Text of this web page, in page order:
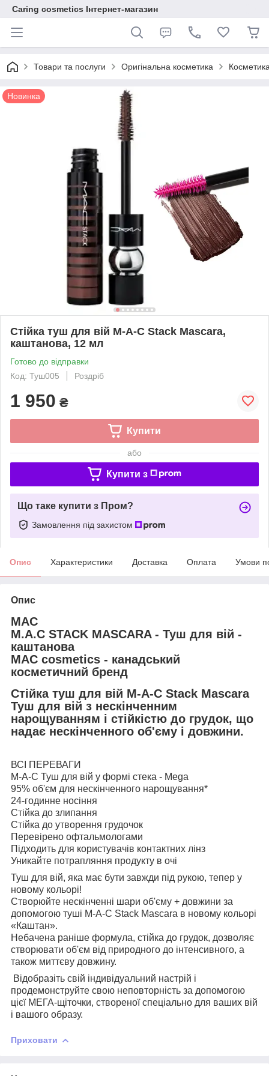
Caring cosmetics Інтернет-магазин
Товари та послуги Оригінальна косметика
Новинка
Стійка туш для вій M-A-C Stack Mascara,
каштанова, 12 мл
Готово до відправки
Код: Туш005
Роздріб
1 950 ₴
Купити
або
Купити з
Що таке купити з Пром?
Замовлення під захистом
Опис Характеристики Доставка Оплата Умови
Опис
MAC
M.A.C STACK MASCARA - Туш для вій -
каштанова
MAC cosmetics - канадський
косметичний бренд
Стійка туш для вій M-A-C Stack Mascara
Туш для вій з нескінченним
нарощуванням і стійкістю до грудок, що
надає нескінченного об'єму і довжини.
ВСІ ПЕРЕВАГИ
M-A-C Туш для вій у формі стека - Mega
95% об'єм для нескінченного нарощування*
24-годинне носіння
Стійка до злипання
Стійка до утворення грудочок
Перевірено офтальмологами
Підходить для користувачів контактних лінз
Уникайте потрапляння продукту в очі
Туш для вій, яка має бути завжди під рукою, тепер у
новому кольорі!
Створюйте нескінченні шари об'єму + довжини за
допомогою туші M-A-C Stack Mascara в новому кольорі
«Каштан».
Небачена раніше формула, стійка до грудок, дозволяє
створювати об'єм від природного до інтенсивного, а
також миттєву довжину.
Відобразіть свій індивідуальний настрій і
продемонструйте свою неповторність за допомогою
цієї МЕГА-щіточки, створеної спеціально для ваших вій
і вашого образу.
Приховати